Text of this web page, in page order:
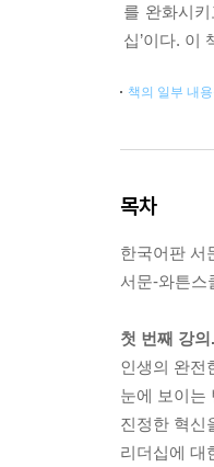
를 완화시
십’이다. 이
책의 일부 내
목차
한국어판 서
서문-와튼스
첫 번째 강
인생의 완전
눈에 보이는
진정한 혁신
리더십에 대